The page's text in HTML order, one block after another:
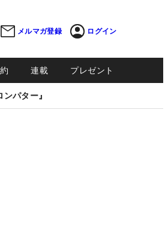
メルマガ登録 ログイン
連載 プレゼント
パター』